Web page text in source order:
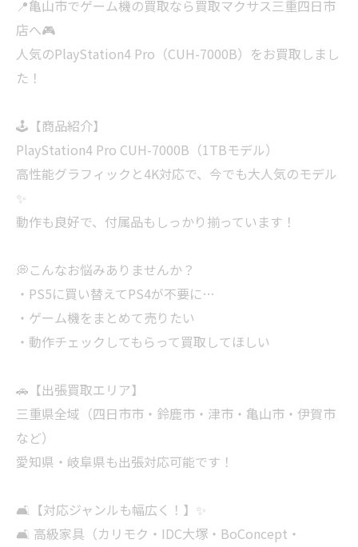
📍亀山市でゲーム機の買取なら買取マクサス三重四日市
店へ🎮
人気のPlayStation4 Pro（CUH-7000B）をお買取しまし
た！
🕹【商品紹介】
PlayStation4 Pro CUH-7000B（1TBモデル）
高性能グラフィックと4K対応で、今でも大人気のモデル
✨
動作も良好で、付属品もしっかり揃っています！
💭こんなお悩みありませんか？
・PS5に買い替えてPS4が不要に…
・ゲーム機をまとめて売りたい
・動作チェックしてもらって買取してほしい
🚗【出張買取エリア】
三重県全域（四日市市・鈴鹿市・津市・亀山市・伊賀市
など）
愛知県・岐阜県も出張対応可能です！
🛋【対応ジャンルも幅広く！】✨
🛋 高級家具（カリモク・IDC大塚・BoConcept・